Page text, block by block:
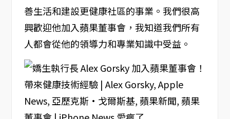
善生活和建設更健康社區的事業。我們很高
興歡迎他加入蘋果董事會，我知道我們所有
人都會從他的領導力和專業知識中受益。